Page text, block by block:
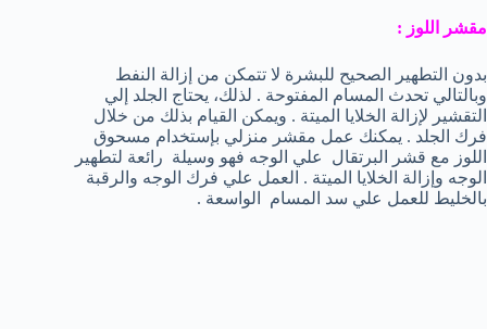
مقشر اللوز :
بدون التطهير الصحيح للبشرة لا تتمكن من إزالة النفط
وبالتالي تحدث المسام المفتوحة . لذلك، يحتاج الجلد إلي
التقشير لإزالة الخلايا الميتة . ويمكن القيام بذلك من خلال
فرك الجلد . يمكنك عمل مقشر منزلي بإستخدام مسحوق
اللوز مع قشر البرتقال علي الوجه فهو وسيلة رائعة لتطهير
الوجه وإزالة الخلايا الميتة . العمل علي فرك الوجه والرقبة
بالخليط للعمل علي سد المسام الواسعة .